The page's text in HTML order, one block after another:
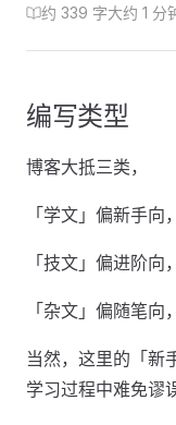
约 339 字大约 1 分
编写类型
博客大抵三类，
「学文」偏新手向
「技文」偏进阶向
「杂文」偏随笔向
当然，这里的「新
学习过程中难免谬